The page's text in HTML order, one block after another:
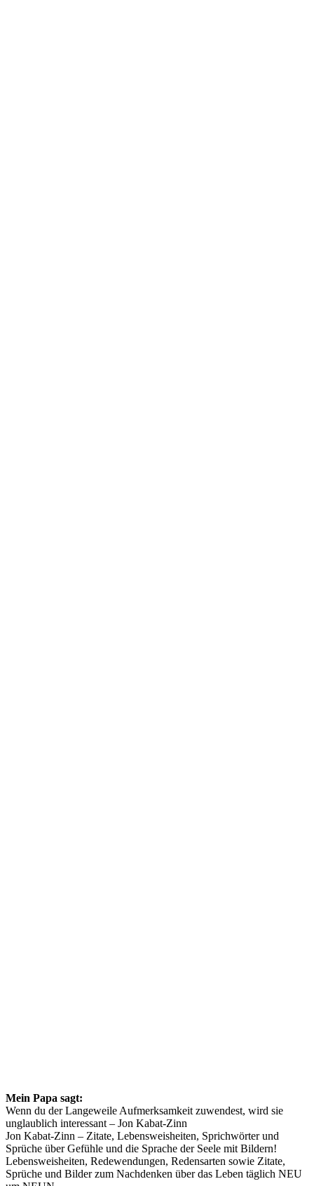
Mein Papa sagt:
Wenn du der Langeweile Aufmerksamkeit zuwendest, wird sie
unglaublich interessant – Jon Kabat-Zinn
Jon Kabat-Zinn – Zitate, Lebensweisheiten, Sprichwörter und
Sprüche über Gefühle und die Sprache der Seele mit Bildern!
Lebensweisheiten, Redewendungen, Redensarten sowie Zitate,
Sprüche und Bilder zum Nachdenken über das Leben täglich NEU